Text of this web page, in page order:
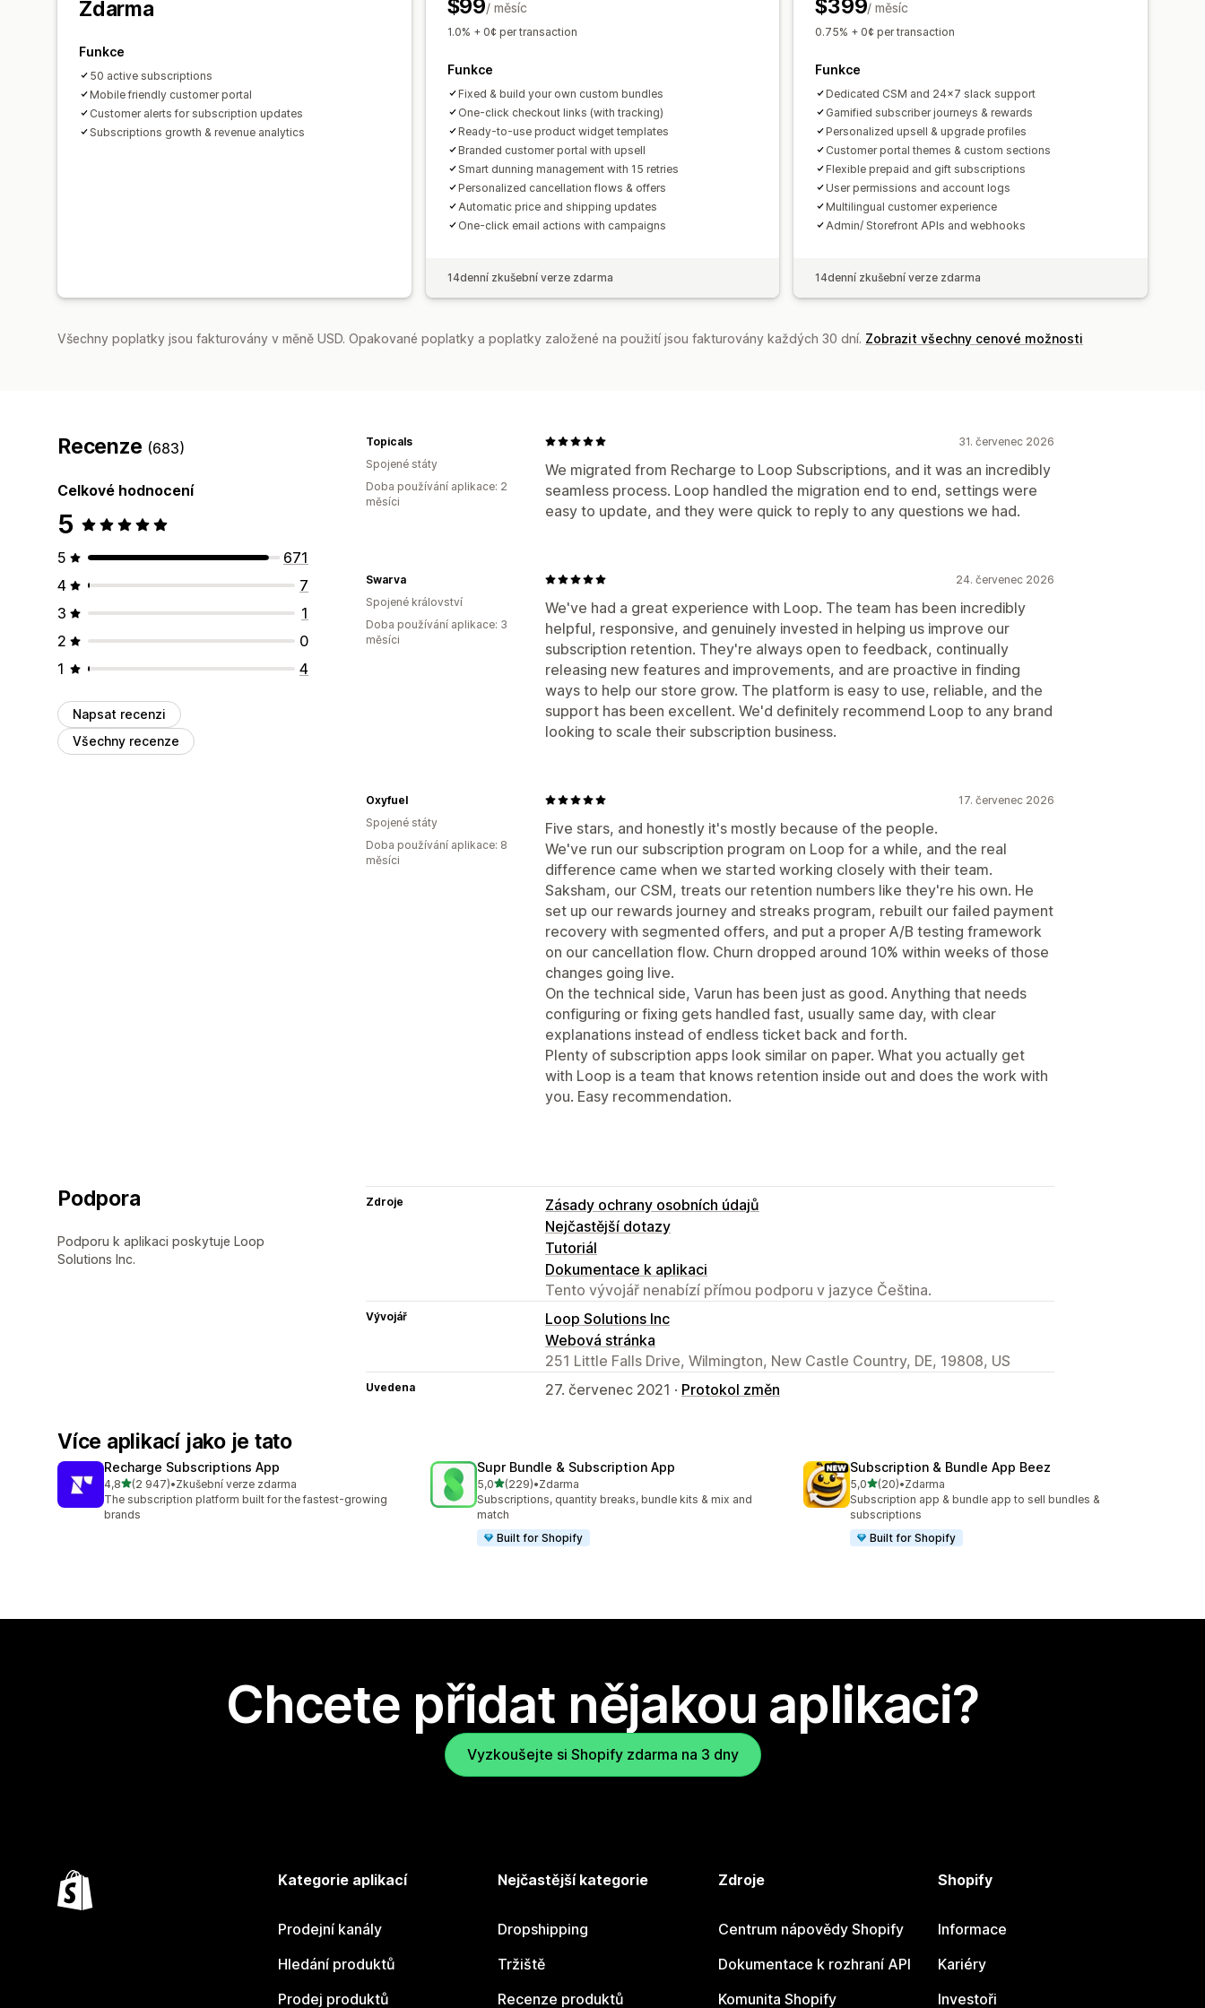
Zdarma
Funkce
50 active subscriptions
Mobile friendly customer portal
Customer alerts for subscription updates
Subscriptions growth & revenue analytics
$99/ měsíc
1.0% + 0¢ per transaction
Funkce
Fixed & build your own custom bundles
One-click checkout links (with tracking)
Ready-to-use product widget templates
Branded customer portal with upsell
Smart dunning management with 15 retries
Personalized cancellation flows & offers
Automatic price and shipping updates
One-click email actions with campaigns
14denní zkušební verze zdarma
$399/ měsíc
0.75% + 0¢ per transaction
Funkce
Dedicated CSM and 24x7 slack support
Gamified subscriber journeys & rewards
Personalized upsell & upgrade profiles
Customer portal themes & custom sections
Flexible prepaid and gift subscriptions
User permissions and account logs
Multilingual customer experience
Admin/ Storefront APIs and webhooks
14denní zkušební verze zdarma
Všechny poplatky jsou fakturovány v měně USD. Opakované poplatky a poplatky založené na použití jsou fakturovány každých 30 dní. Zobrazit všechny cenové možnosti
Recenze (683)
Celkové hodnocení
5
5
671
4
7
3
1
2
0
1
4
Napsat recenzi
Všechny recenze
31. červenec 2026
We migrated from Recharge to Loop Subscriptions, and it was an incredibly
seamless process. Loop handled the migration end to end, settings were
easy to update, and they were quick to reply to any questions we had.
Topicals
Spojené státy
Doba používání aplikace: 2
měsíci
24. červenec 2026
We've had a great experience with Loop. The team has been incredibly
helpful, responsive, and genuinely invested in helping us improve our
subscription retention. They're always open to feedback, continually
releasing new features and improvements, and are proactive in finding
ways to help our store grow. The platform is easy to use, reliable, and the
support has been excellent. We'd definitely recommend Loop to any brand
looking to scale their subscription business.
Swarva
Spojené království
Doba používání aplikace: 3
měsíci
17. červenec 2026
Five stars, and honestly it's mostly because of the people.
We've run our subscription program on Loop for a while, and the real
difference came when we started working closely with their team.
Saksham, our CSM, treats our retention numbers like they're his own. He
set up our rewards journey and streaks program, rebuilt our failed payment
recovery with segmented offers, and put a proper A/B testing framework
on our cancellation flow. Churn dropped around 10% within weeks of those
changes going live.
On the technical side, Varun has been just as good. Anything that needs
configuring or fixing gets handled fast, usually same day, with clear
explanations instead of endless ticket back and forth.
Plenty of subscription apps look similar on paper. What you actually get
with Loop is a team that knows retention inside out and does the work with
you. Easy recommendation.
Oxyfuel
Spojené státy
Doba používání aplikace: 8
měsíci
Podpora
Podporu k aplikaci poskytuje Loop
Solutions Inc.
Zdroje
Zásady ochrany osobních údajů
Nejčastější dotazy
Tutoriál
Dokumentace k aplikaci
Tento vývojář nenabízí přímou podporu v jazyce Čeština.
Vývojář
Loop Solutions Inc
Webová stránka
251 Little Falls Drive, Wilmington, New Castle Country, DE, 19808, US
Uvedena 27. červenec 2021 · Protokol změn
Více aplikací jako je tato
Recharge Subscriptions App
4,8z 5 hvězd
(2 947)
Celkový počet recenzí: 2947
•Zkušební verze zdarma
The subscription platform built for the fastest-growing
brands
Supr Bundle & Subscription App
5,0z 5 hvězd
(229)
Celkový počet recenzí: 229
•Zdarma
Subscriptions, quantity breaks, bundle kits & mix and
match
Built for Shopify
Subscription & Bundle App Beez
5,0z 5 hvězd
(20)
Celkový počet recenzí: 20
•Zdarma
Subscription app & bundle app to sell bundles &
subscriptions
Built for Shopify
Chcete přidat nějakou aplikaci?
Vyzkoušejte si Shopify zdarma na 3 dny
Kategorie aplikací
Prodejní kanály
Hledání produktů
Prodej produktů
Nejčastější kategorie
Dropshipping
Tržiště
Recenze produktů
Zdroje
Centrum nápovědy Shopify
Dokumentace k rozhraní API
Komunita Shopify
Shopify
Informace
Kariéry
Investoři